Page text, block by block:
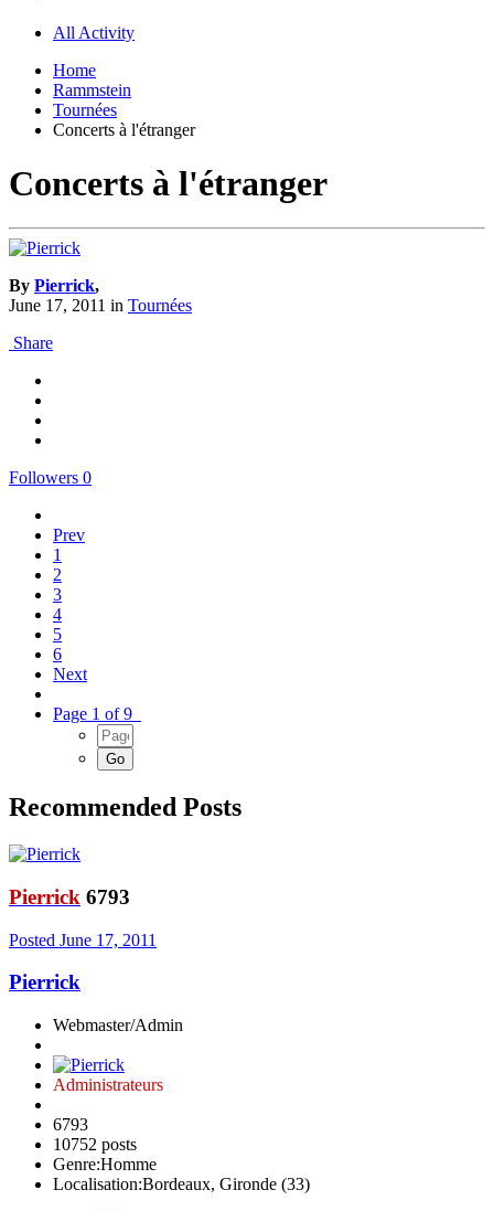
All Activity
Home
Rammstein
Tournées
Concerts à l'étranger
Concerts à l'étranger
By Pierrick,
June 17, 2011 in Tournées
Share
Followers 0
Prev
1
2
3
4
5
6
Next
Page 1 of 9
Recommended Posts
Pierrick 6793
Posted June 17, 2011
Pierrick
Webmaster/Admin
Administrateurs
6793
10752 posts
Genre:Homme
Localisation:Bordeaux, Gironde (33)